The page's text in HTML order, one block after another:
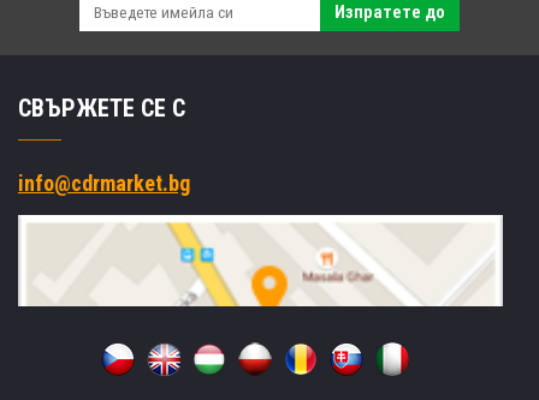
Изпратете до
СВЪРЖЕТЕ СЕ С
info@cdrmarket.bg